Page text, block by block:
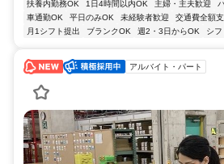
扶養内勤務OK 1日4時間以内OK 主婦・主夫歓迎
車通勤OK
平日のみOK 未経験者歓迎 交通費全額
月1シフト提出
ブランクOK 週2・3日からOK シフ
アルバイト・パート